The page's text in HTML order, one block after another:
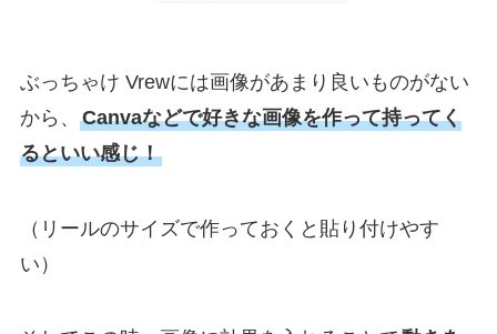
ぶっちゃけ Vrewには画像があまり良いものがない
から、 Canvaなどで好きな画像を作って持ってく
るといい感じ！
（リールのサイズで作っておくと貼り付けやす
い）